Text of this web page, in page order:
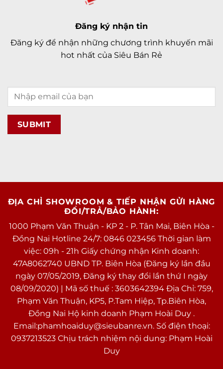
Đăng ký nhận tin
Đăng ký để nhận những chương trình khuyến mãi
hot nhất của Siêu Bán Rẻ
ĐỊA CHỈ SHOWROOM & TIẾP NHẬN GỬI HÀNG
ĐỔI/TRẢ/BẢO HÀNH:
1000 Phạm Văn Thuận - KP 2 - P. Tân Mai, Biên Hòa -
Đồng Nai Hotline 24/7: 0846 023456 Thời gian làm
việc: 09h - 21h Giấy chứng nhận Kinh doanh:
47A8062740 UBND TP. Biên Hòa (Đăng ký lần đầu
ngày 07/05/2019, Đăng ký thay đổi lần thứ I ngày
08/09/2020) | Mã số thuế : 3603642394 Địa Chỉ: 759,
Phạm Văn Thuận, KP5, P.Tam Hiệp, Tp.Biên Hòa,
Đồng Nai Hộ kinh doanh Phạm Hoài Duy .
Email:phamhoaiduy@sieubanre.vn. Số điện thoại:
0937213523 Chịu trách nhiệm nội dung: Phạm Hoài
Duy